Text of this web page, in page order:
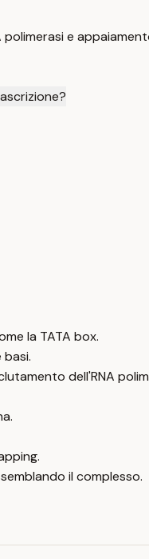
e
la TATA box.
dell'RNA
il complesso.